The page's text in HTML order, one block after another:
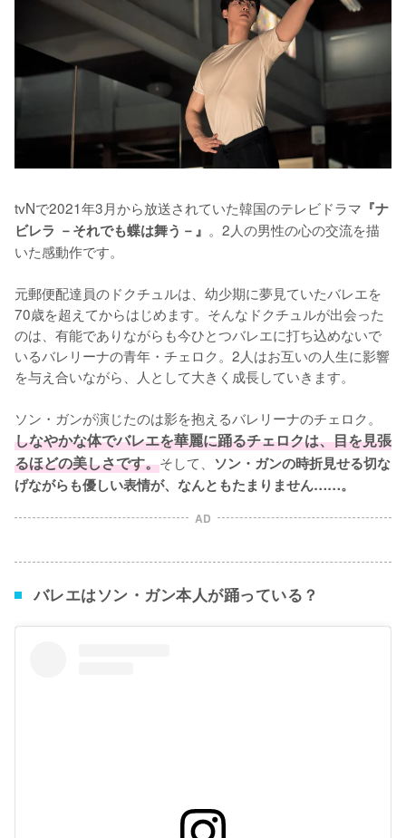
tvNで2021年3月から放送されていた韓国のテレビドラマ 『ナ
ビレラ －それでも蝶は舞う－』 。2人の男性の心の交流を描
いた感動作です。
元郵便配達員のドクチュルは、幼少期に夢見ていたバレエを
70歳を超えてからはじめます。そんなドクチュルが出会った
のは、有能でありながらも今ひとつバレエに打ち込めないで
いるバレリーナの青年・チェロク。2人はお互いの人生に影響
を与え合いながら、人として大きく成長していきます。
ソン・ガンが演じたのは影を抱えるバレリーナのチェロク。
しなやかな体でバレエを華麗に踊るチェロクは、目を見張
るほどの美しさです。そして、 ソン・ガンの時折見せる切な
げながらも優しい表情が、なんともたまりません……。
AD
バレエはソン・ガン本人が踊っている？